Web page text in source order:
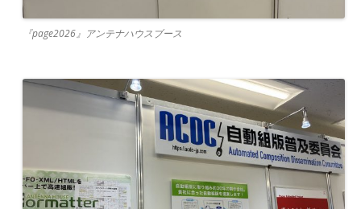
『page2026』アンテナハウスブース